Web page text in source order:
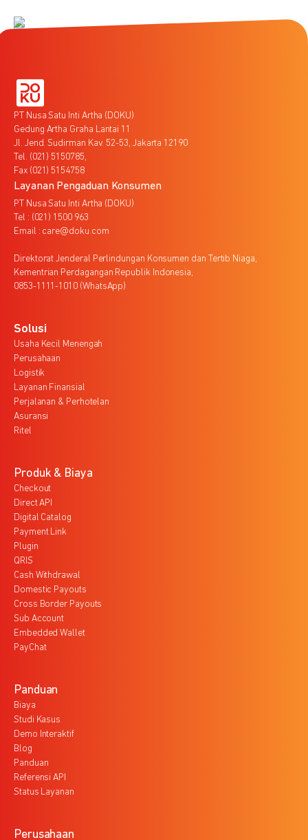
PT Nusa Satu Inti Artha (DOKU)
Gedung Artha Graha Lantai 11
Jl. Jend. Sudirman Kav. 52-53, Jakarta 12190
Tel. (021) 5150785,
Fax (021) 5154758
Layanan Pengaduan Konsumen
PT Nusa Satu Inti Artha (DOKU)
Tel : (021) 1500 963
Email : care@doku.com
Direktorat Jenderal Perlindungan Konsumen dan Tertib Niaga,
Kementrian Perdagangan Republik Indonesia,
0853-1111-1010 (WhatsApp)
Solusi
Usaha Kecil Menengah
Perusahaan
Logistik
Layanan Finansial
Perjalanan & Perhotelan
Asuransi
Ritel
Produk & Biaya
Checkout
Direct API
Digital Catalog
Payment Link
Plugin
QRIS
Cash Withdrawal
Domestic Payouts
Cross Border Payouts
Sub Account
Embedded Wallet
PayChat
Panduan
Biaya
Studi Kasus
Demo Interaktif
Blog
Panduan
Referensi API
Status Layanan
Perusahaan